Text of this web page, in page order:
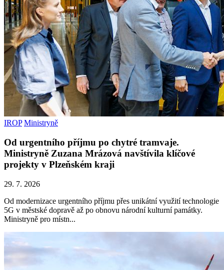
IROP Ministryně
Od urgentního příjmu po chytré tramvaje.
Ministryně Zuzana Mrázová navštívila klíčové
projekty v Plzeňském kraji
29. 7. 2026
Od modernizace urgentního příjmu přes unikátní využití technologie
5G v městské dopravě až po obnovu národní kulturní památky.
Ministryně pro místn...